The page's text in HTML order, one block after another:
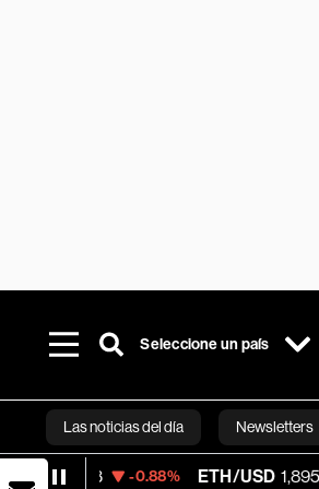
Seleccione un país
Las noticias del día Newsletters
ETH/USD 1,895.575 -1.05%